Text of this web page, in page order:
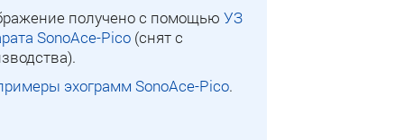
получено с помощьюУЗ
SonoAce-Pico (снят с
эхограмм SonoAce-Pico.